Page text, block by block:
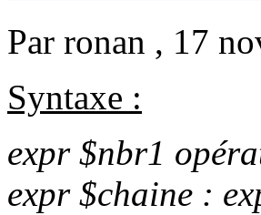
Par ronan , 17
Syntaxe :
expr $nbr1
expr $chaine :